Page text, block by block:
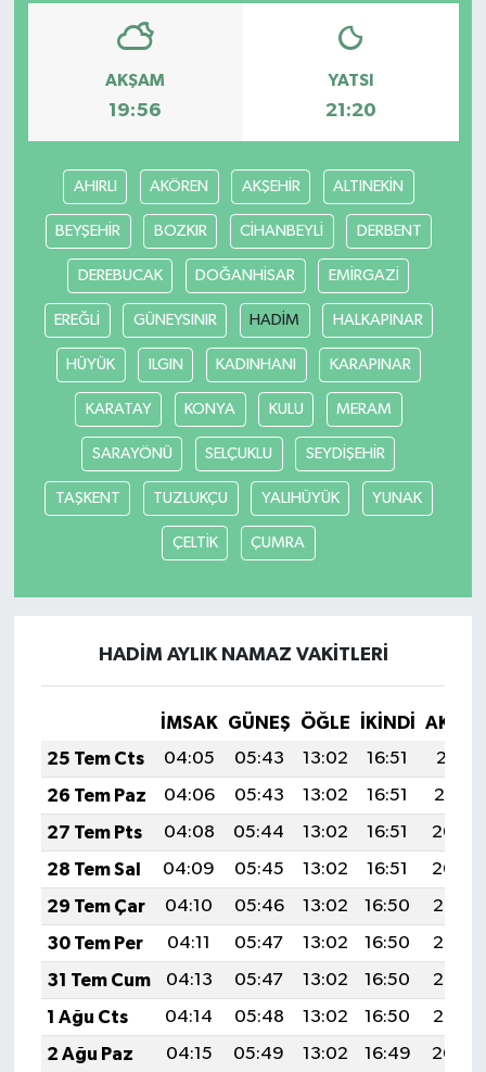
AKŞAM
19:56
YATSI
21:20
AHIRLI AKÖREN AKŞEHİR ALTINEKİN
BEYŞEHİR BOZKIR CİHANBEYLİ DERBENT
DEREBUCAK DOĞANHİSAR EMİRGAZİ
EREĞLİ GÜNEYSINIR HADİM HALKAPINAR
HÜYÜK ILGIN KADINHANI KARAPINAR
KARATAY KONYA KULU MERAM
SARAYÖNÜ SELÇUKLU SEYDİŞEHİR
TAŞKENT TUZLUKÇU YALIHÜYÜK YUNAK
ÇELTİK ÇUMRA
HADİM AYLIK NAMAZ VAKITLERI
İMSAK GÜNEŞ ÖĞLE İKINDI
25 Tem Cts
04:05 05:43 13:02 16:51
20:11
26 Tem Paz
04:06 05:43 13:02 16:51
20:10
27 Tem Pts
04:08 05:44 13:02 16:51
20:09
28 Tem Sal
04:09 05:45 13:02 16:51
20:09
29 Tem Çar
04:10 05:46 13:02 16:50
20:08
30 Tem Per
04:11 05:47 13:02 16:50
20:07
31 Tem Cum
04:13 05:47 13:02 16:50
20:06
1 Ağu Cts
04:14 05:48 13:02 16:50
20:05
2 Ağu Paz
04:15 05:49 13:02 16:49
20:04
Gündem
Hisarcık
İlçeler
Köşe Yazıları
Kültür Sanat
Kütahya
Magazin
Otomobil
Pazarlar
Rüya Tabirleri
Şaphane
Simav
Siyaset
Spor
Tavşanlı
Teknoloji